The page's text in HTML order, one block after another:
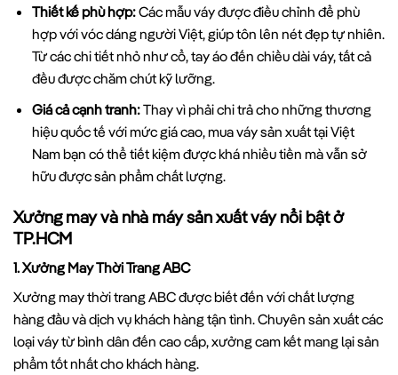
Thiết kế phù hợp:Các mẫu váy được điều chỉnh để phù
hợp với vóc dáng người Việt, giúp tôn lên nét đẹp tự nhiên.
Từ các chi tiết nhỏ như cổ, tay áo đến chiều dài váy, tất cả
đều được chăm chút kỹ lưỡng.
Giá cả cạnh tranh:Thay vì phải chi trả cho những thương
hiệu quốc tế với mức giá cao, mua váy sản xuất tại Việt
Nam bạn có thể tiết kiệm được khá nhiều tiền mà vẫn sở
hữu được sản phẩm chất lượng.
Xưởng may và nhà máy sản xuất váy nổi bật ở
TP.HCM
1. Xưởng May Thời Trang ABC
Xưởng may thời trang ABC được biết đến với chất lượng
hàng đầu và dịch vụ khách hàng tận tình. Chuyên sản xuất các
loại váy từ bình dân đến cao cấp, xưởng cam kết mang lại sản
phẩm tốt nhất cho khách hàng.